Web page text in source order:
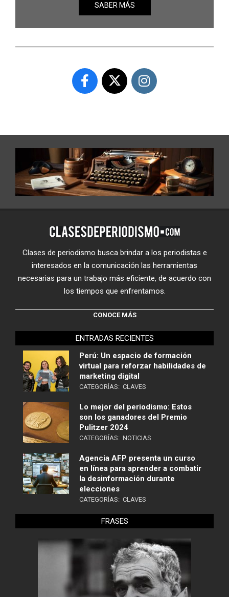
SABER MÁS
Clases de periodismo busca brindar a los periodistas e
interesados en la comunicación las herramientas
necesarias para un trabajo más eficiente, de acuerdo con
los tiempos que enfrentamos.
CONOCE MÁS
ENTRADAS RECIENTES
Perú: Un espacio de formación
virtual para reforzar habilidades de
marketing digital
CATEGORÍAS: CLAVES
Lo mejor del periodismo: Estos
son los ganadores del Premio
Pulitzer 2024
CATEGORÍAS: NOTICIAS
Agencia AFP presenta un curso
en línea para aprender a combatir
la desinformación durante
elecciones
CATEGORÍAS: CLAVES
FRASES